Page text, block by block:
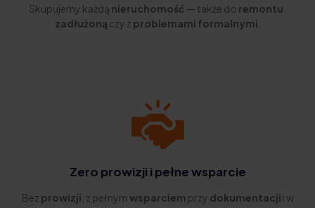
Skupujemy każdą nieruchomość — także do remontu
zadłużoną czy z problemami formalnymi
Zero prowizji i pełne wsparcie
Bez prowizji , z pełnymwsparciem przy dokumentacji i w